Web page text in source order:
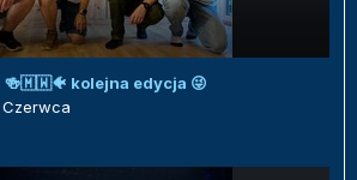
🍻🇲🇼🐠 kolejna edycja 😜
Czerwca